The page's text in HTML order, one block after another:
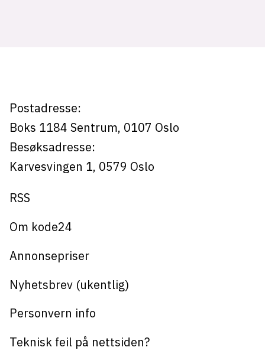
Postadresse:
Boks 1184 Sentrum, 0107 Oslo
Besøksadresse:
Karvesvingen 1, 0579 Oslo
RSS
Om kode24
Annonsepriser
Nyhetsbrev (ukentlig)
Personvern info
Teknisk feil på nettsiden?